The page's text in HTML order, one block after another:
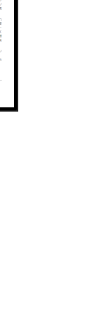
クセス